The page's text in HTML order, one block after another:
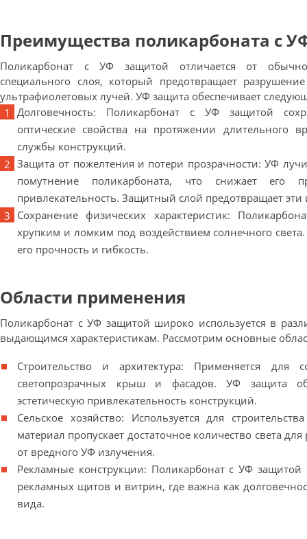
Преимущества поликарбоната с
Поликарбонат с УФ защитой отличается от
специального слоя, который предотвращает
ультрафиолетовых лучей. УФ защита обеспечивает
Долговечность: Поликарбонат с УФ защитой
оптические свойства на протяжении длительного
службы конструкций.
Защита от пожелтения и потери прозрачности: УФ
помутнение поликарбоната, что снижает его
привлекательность. Защитный слой предотвращает
Сохранение физических характеристик:
хрупким и ломким под воздействием солнечного
его прочность и гибкость.
Области применения
Поликарбонат с УФ защитой широко используется в
выдающимся характеристикам. Рассмотрим основные
Строительство и архитектура: Применяется для
светопрозрачных крыш и фасадов. УФ защита
эстетическую привлекательность конструкций.
Сельское хозяйство: Используется для
материал пропускает достаточное количество света
от вредного УФ излучения.
Рекламные конструкции: Поликарбонат с УФ защитой
рекламных щитов и витрин, где важна как
вида.